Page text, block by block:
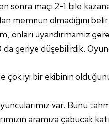
sonra maçı 2-1 bile
memnun olmadığını
onları uyandırmamız
geriye düşebilirdik.
çok iyi bir ekibinin
var. Bunu
aramıza çabucak